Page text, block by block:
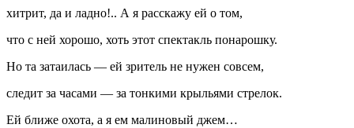
хитрит, да и ладно!.. А я расскажу ей о том,
что с ней хорошо, хоть этот спектакль понарошку.
Но та затаилась — ей зритель не нужен совсем,
следит за часами — за тонкими крыльями стрелок.
Ей ближе охота, а я ем малиновый джем…